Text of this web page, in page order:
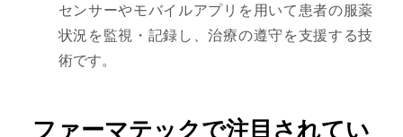
センサーやモバイルアプリを用いて患者の服薬
状況を監視・記録し、治療の遵守を支援する技
術です。
ファーマテックで注目されてい